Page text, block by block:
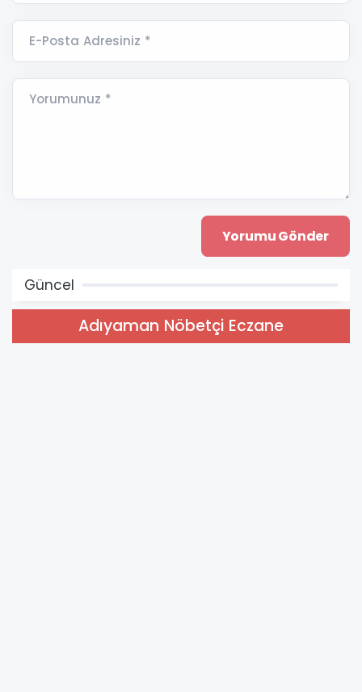
E-Posta Adresiniz *
Yorumunuz *
Güncel
Adıyaman Nöbetçi Eczane